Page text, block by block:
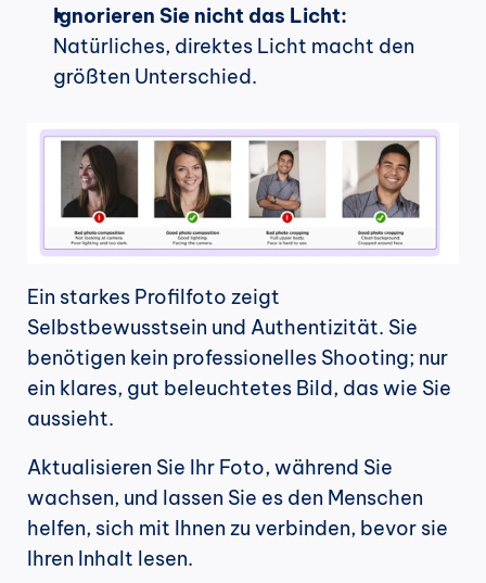
Ignorieren Sie nicht das Licht:
Natürliches, direktes Licht macht den
größten Unterschied.
Ein starkes Profilfoto zeigt
Selbstbewusstsein und Authentizität. Sie
benötigen kein professionelles Shooting; nur
ein klares, gut beleuchtetes Bild, das wie Sie
aussieht.
Aktualisieren Sie Ihr Foto, während Sie
wachsen, und lassen Sie es den Menschen
helfen, sich mit Ihnen zu verbinden, bevor sie
Ihren Inhalt lesen.